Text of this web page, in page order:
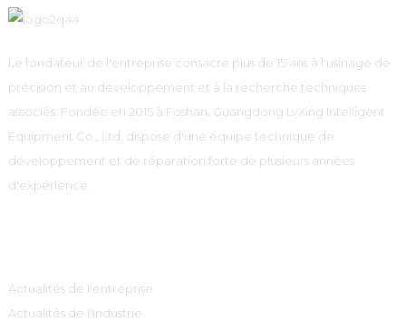
Le fondateur de l'entreprise consacre plus de 15 ans à l'usinage de
précision et au développement et à la recherche techniques
associés. Fondée en 2015 à Foshan, Guangdong LvXing Intelligent
Equipment Co., Ltd. dispose d'une équipe technique de
développement et de réparation forte de plusieurs années
d'expérience.
Actualités de l'entreprise
Actualités de l'industrie